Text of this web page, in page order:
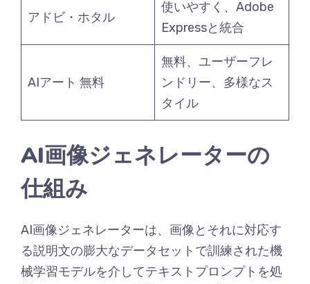
アドビ・ホタル
使いやすく、Adobe
Expressと統合
AIアート 無料
無料、ユーザーフレ
ンドリー、多様なス
タイル
AI画像ジェネレーターの
仕組み
AI画像ジェネレーターは、画像とそれに対応す
る説明文の膨大なデータセットで訓練された機
械学習モデルを介してテキストプロンプトを処